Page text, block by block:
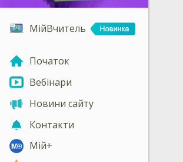
МійВчитель
Початок
Вебінари
Новини сайту
Контакти
Мій+